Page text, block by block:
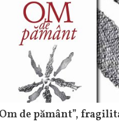
de pământ”,